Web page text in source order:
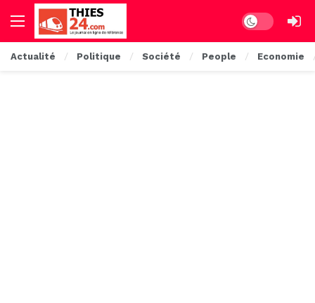
Dark mode
Actualité Politique Société People Economie